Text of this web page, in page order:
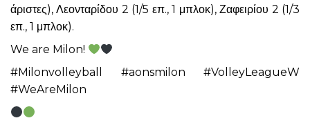
άριστες), Λεονταρίδου 2 (1/5 επ., 1 μπλοκ), Ζαφειρίου 2 (1/3
επ., 1 μπλοκ).
We are Milon!
#Milonvolleyball #aonsmilon #VolleyLeagueW
#WeAreMilon